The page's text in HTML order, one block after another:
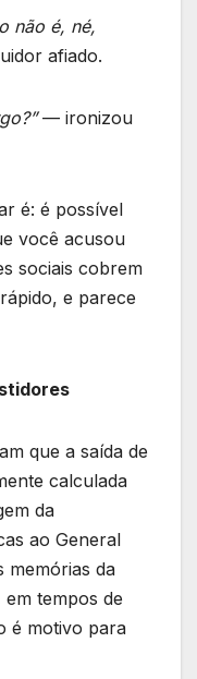
não é, né,
afiado.
— ironizou
é: é possível
você acusou
sociais cobrem
e parece
que a saída de
calculada
da
ao General
memórias da
tempos de
é motivo para